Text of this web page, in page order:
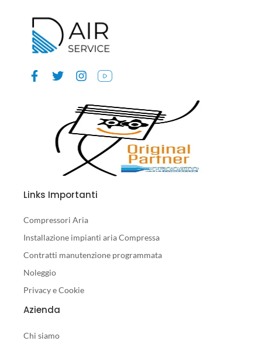
Links Importanti
Compressori Aria
Installazione impianti aria Compressa
Contratti manutenzione programmata
Noleggio
Privacy e Cookie
Azienda
Chi siamo